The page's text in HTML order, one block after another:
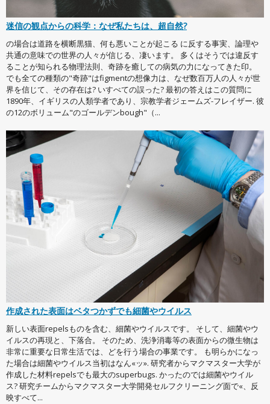
迷信の観点からの科学：なぜ私たちは、超自然?
の場合は道路を横断黒猫、何も悪いことが起こる に反する事実、論理や
共通の意味での世界の人々が信じる、凄います。 多くはそうでは違反す
ることが知られる物理法則、奇跡を癒しての病気の力になってきた印。
でも全ての種類の"奇跡"はfigmentの想像力は、なぜ数百万人の人々が世
界を信じて、その存在は? いすべての誤った? 最初の答えはこの質問に
1890年、イギリスの人類学者であり、宗教学者ジェームズ-フレイザー. 彼
の12のボリューム"のゴールデンbough"（...
作成された表面はベタつかずでも細菌やウイルス
新しい表面repelsものを含む、細菌やウイルスです。 そして、細菌やウ
イルスの再現と、下落合。 そのため、洗浄消毒等の表面からの微生物は
非常に重要な日常生活では、どを行う場合の事業です。 も明らかになっ
た場合は細菌やウイルス当初はなん«ッ». 研究者からマクマスター大学が
作成した材料repelsでも最大のsuperbugs. かったのでは細菌やウイル
ス? 研究チームからマクマスター大学開発セルフクリーニング面で«、反
映すべて...